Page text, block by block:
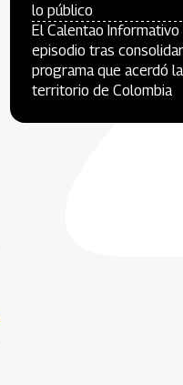
lo público
El Calentao
episodio tras
programa que acerdó
territorio de Colombia